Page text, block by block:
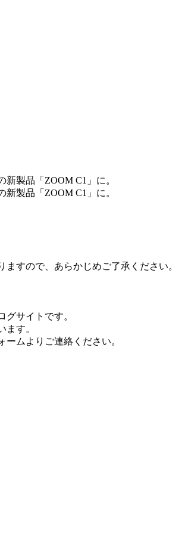
製品「ZOOM C1」に。
製品「ZOOM C1」に。
すので、あらかじめご了承ください。
サイトです。
す。
ムよりご連絡ください。